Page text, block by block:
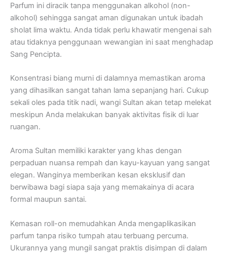
Parfum ini diracik tanpa menggunakan alkohol (non-
alkohol) sehingga sangat aman digunakan untuk ibadah
sholat lima waktu. Anda tidak perlu khawatir mengenai sah
atau tidaknya penggunaan wewangian ini saat menghadap
Sang Pencipta.
Konsentrasi biang murni di dalamnya memastikan aroma
yang dihasilkan sangat tahan lama sepanjang hari. Cukup
sekali oles pada titik nadi, wangi Sultan akan tetap melekat
meskipun Anda melakukan banyak aktivitas fisik di luar
ruangan.
Aroma Sultan memiliki karakter yang khas dengan
perpaduan nuansa rempah dan kayu-kayuan yang sangat
elegan. Wanginya memberikan kesan eksklusif dan
berwibawa bagi siapa saja yang memakainya di acara
formal maupun santai.
Kemasan roll-on memudahkan Anda mengaplikasikan
parfum tanpa risiko tumpah atau terbuang percuma.
Ukurannya yang mungil sangat praktis disimpan di dalam